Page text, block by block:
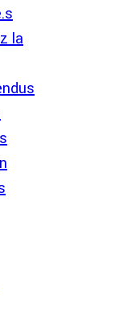
la